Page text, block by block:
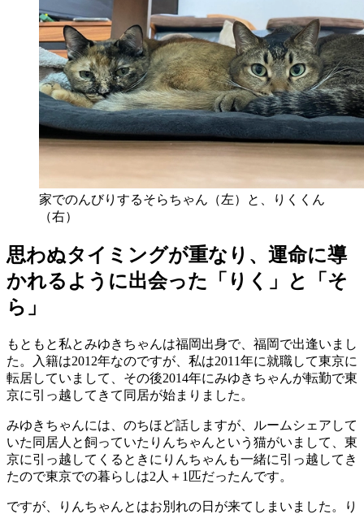
家でのんびりするそらちゃん（左）と、りくくん
（右）
思わぬタイミングが重なり、運命に導
かれるように出会った「りく」と「そ
ら」
もともと私とみゆきちゃんは福岡出身で、福岡で出逢いまし
た。入籍は2012年なのですが、私は2011年に就職して東京に
転居していまして、その後2014年にみゆきちゃんが転勤で東
京に引っ越してきて同居が始まりました。
みゆきちゃんには、のちほど話しますが、ルームシェアして
いた同居人と飼っていたりんちゃんという猫がいまして、東
京に引っ越してくるときにりんちゃんも一緒に引っ越してき
たので東京での暮らしは2人＋1匹だったんです。
ですが、りんちゃんとはお別れの日が来てしまいました。り